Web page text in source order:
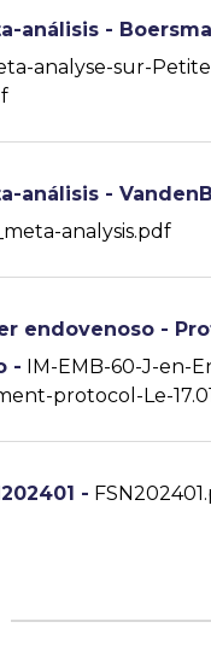
análisis -
analyse-sur-
análisis -
analysis.pdf
endovenoso -
- IM-EMB-60-J-en-
protocol-Le-
-